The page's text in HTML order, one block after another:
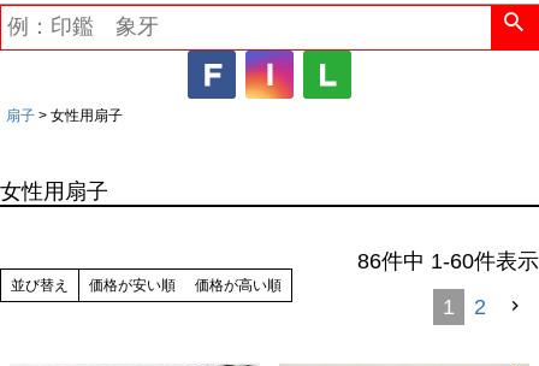
扇子 女性用扇子
女性用扇子
並び替え 価格が安い順 価格が高い順
86件中 1-60件表示
1
2